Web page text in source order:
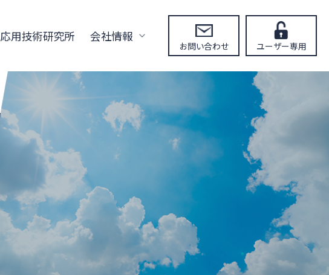
応用技術研究所 会社情報
お問い合わせ ユーザー専用